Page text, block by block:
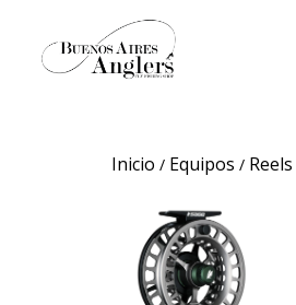
Inicio / Equipos / Reels